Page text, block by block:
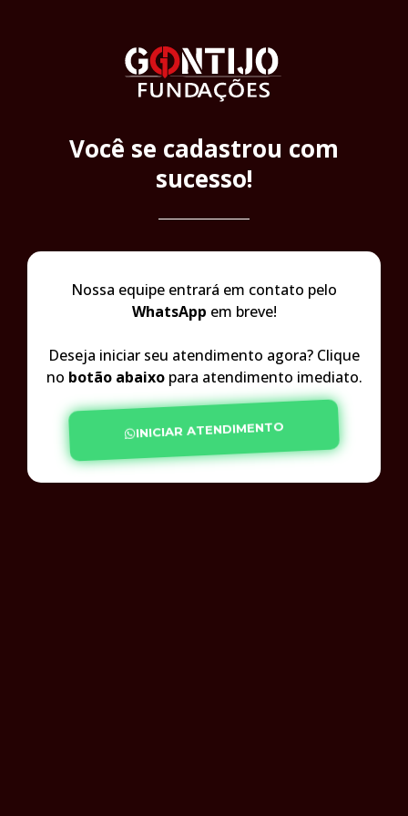
Você se cadastrou com
sucesso!
Nossa equipe entrará em contato pelo
WhatsApp em breve!
Deseja iniciar seu atendimento agora? Clique
no botão abaixopara atendimento imediato.
INICIAR ATENDIMENTO